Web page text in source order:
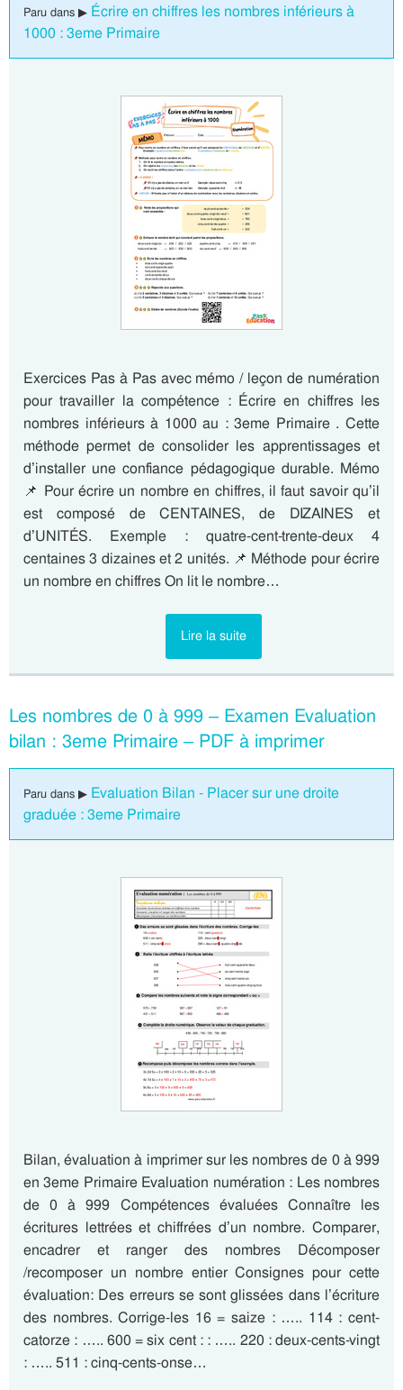
Paru dans ▶ Écrire en chiffres les nombres inférieurs à
1000 : 3eme Primaire
Exercices Pas à Pas avec mémo / leçon de numération
pour travailler la compétence : Écrire en chiffres les
nombres inférieurs à 1000 au : 3eme Primaire . Cette
méthode permet de consolider les apprentissages et
d’installer une confiance pédagogique durable. Mémo
📌 Pour écrire un nombre en chiffres, il faut savoir qu’il
est composé de CENTAINES, de DIZAINES et
d’UNITÉS. Exemple : quatre-cent-trente-deux 4
centaines 3 dizaines et 2 unités. 📌 Méthode pour écrire
un nombre en chiffres On lit le nombre…
Lire la suite
Les nombres de 0 à 999 – Examen Evaluation
bilan : 3eme Primaire – PDF à imprimer
Paru dans ▶ Evaluation Bilan - Placer sur une droite
graduée : 3eme Primaire
Bilan, évaluation à imprimer sur les nombres de 0 à 999
en 3eme Primaire Evaluation numération : Les nombres
de 0 à 999 Compétences évaluées Connaître les
écritures lettrées et chiffrées d’un nombre. Comparer,
encadrer et ranger des nombres Décomposer
/recomposer un nombre entier Consignes pour cette
évaluation: Des erreurs se sont glissées dans l’écriture
des nombres. Corrige-les 16 = saize : ….. 114 : cent-
catorze : ….. 600 = six cent : : ….. 220 : deux-cents-vingt
: ….. 511 : cinq-cents-onse…